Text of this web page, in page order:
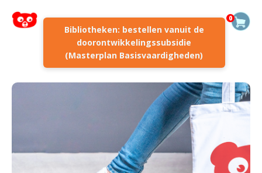
Bibliotheken: bestellen vanuit de
doorontwikkelingssubsidie
(Masterplan Basisvaardigheden)
0